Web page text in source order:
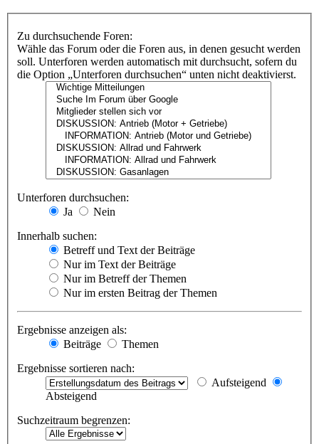
Zu durchsuchende Foren:
Wähle das Forum oder die Foren aus, in denen gesucht werden
soll. Unterforen werden automatisch mit durchsucht, sofern du
die Option „Unterforen durchsuchen“ unten nicht deaktivierst.
Unterforen durchsuchen:
Ja
Nein
Innerhalb suchen:
Betreff und Text der Beiträge
Nur im Text der Beiträge
Nur im Betreff der Themen
Nur im ersten Beitrag der Themen
Ergebnisse anzeigen als:
Beiträge
Themen
Ergebnisse sortieren nach:
Aufsteigend
Absteigend
Suchzeitraum begrenzen: